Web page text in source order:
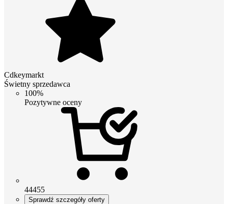
Cdkeymarkt
Świetny sprzedawca
100%
Pozytywne oceny
44455
Sprawdź szczegóły oferty